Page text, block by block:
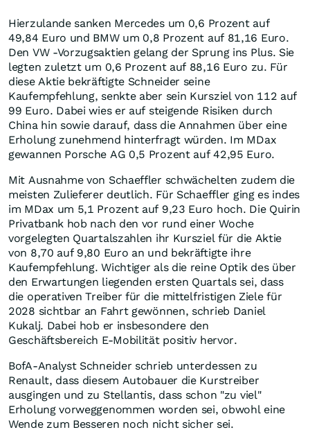
Hierzulande sanken Mercedes um 0,6 Prozent auf
49,84 Euro und BMW um 0,8 Prozent auf 81,16 Euro.
Den VW -Vorzugsaktien gelang der Sprung ins Plus. Sie
legten zuletzt um 0,6 Prozent auf 88,16 Euro zu. Für
diese Aktie bekräftigte Schneider seine
Kaufempfehlung, senkte aber sein Kursziel von 112 auf
99 Euro. Dabei wies er auf steigende Risiken durch
China hin sowie darauf, dass die Annahmen über eine
Erholung zunehmend hinterfragt würden. Im MDax
gewannen Porsche AG 0,5 Prozent auf 42,95 Euro.
Mit Ausnahme von Schaeffler schwächelten zudem die
meisten Zulieferer deutlich. Für Schaeffler ging es indes
im MDax um 5,1 Prozent auf 9,23 Euro hoch. Die Quirin
Privatbank hob nach den vor rund einer Woche
vorgelegten Quartalszahlen ihr Kursziel für die Aktie
von 8,70 auf 9,80 Euro an und bekräftigte ihre
Kaufempfehlung. Wichtiger als die reine Optik des über
den Erwartungen liegenden ersten Quartals sei, dass
die operativen Treiber für die mittelfristigen Ziele für
2028 sichtbar an Fahrt gewönnen, schrieb Daniel
Kukalj. Dabei hob er insbesondere den
Geschäftsbereich E-Mobilität positiv hervor.
BofA-Analyst Schneider schrieb unterdessen zu
Renault, dass diesem Autobauer die Kurstreiber
ausgingen und zu Stellantis, dass schon "zu viel"
Erholung vorweggenommen worden sei, obwohl eine
Wende zum Besseren noch nicht sicher sei.